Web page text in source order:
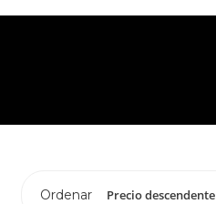
Ordenar Precio descendente